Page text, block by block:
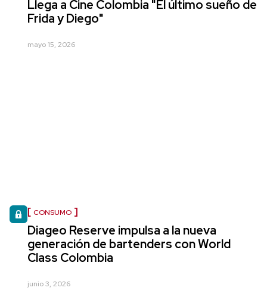
Llega a Cine Colombia "El último sueño de
Frida y Diego"
mayo 15, 2026
CONSUMO
Diageo Reserve impulsa a la nueva
generación de bartenders con World
Class Colombia
junio 3, 2026